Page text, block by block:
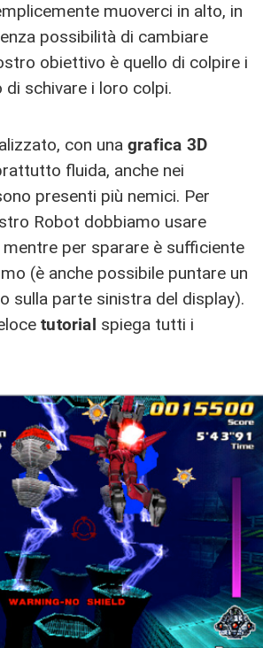
muoverci in alto, in
possibilità di cambiare
obiettivo è quello di colpire i
di schivare i loro colpi.
con una grafica 3D
fluida, anche nei
presenti più nemici. Per
Robot dobbiamo usare
mentre per sparare è sufficiente
(è anche possibile puntare un
sulla parte sinistra del display).
tutorial spiega tutti i